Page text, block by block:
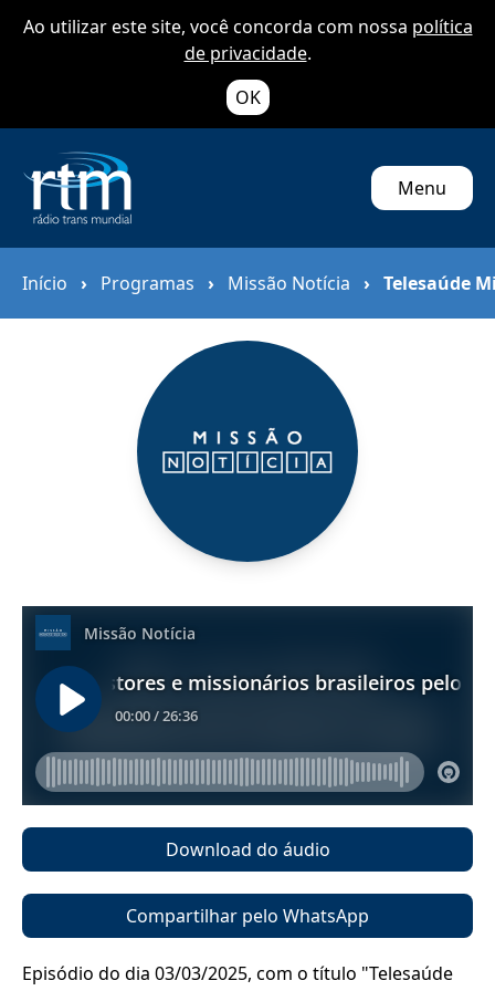
Ao utilizar este site, você concorda com nossa política
de privacidade.
OK
Menu
Início › Programas › Missão Notícia › Telesaúde
Download do áudio
Compartilhar pelo WhatsApp
Episódio do dia 03/03/2025, com o título "Telesaúde